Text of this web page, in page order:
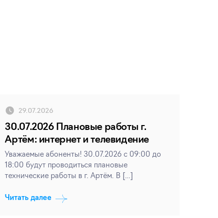
29.07.2026
30.07.2026 Плановые работы г.
Артём: интернет и телевидение
Уважаемые абоненты! 30.07.2026 с 09:00 до
18:00 будут проводиться плановые
технические работы в г. Артём. В […]
Читать далее